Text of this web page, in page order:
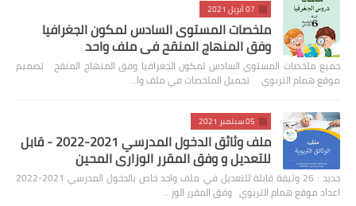
07 أبريل 2021
ملخصات المستوى السادس لمكون الجغرافيا
وفق المنهاج المنقح في ملف واحد
جميع ملخصات المستوى السادس لمكون الجغرافيا وفق المنهاج المنقح تصميم
موقع همام التربوي تحميل الملخصات في ملف وا…
05 سبتمبر 2021
ملف وثائق الدخول المدرسي 2021-2022 - قابل
للتعديل و وفق المقرر الوزاري المحين
جديد : 26 وثيقة قابلة للتعديل في ملف واحد خاص بالدخول المدرسي 2021-2022
اعداد موقع همام التربوي وفق المقرر الوز…